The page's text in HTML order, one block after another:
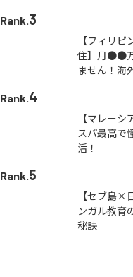
Rank.3
【フィリ
住】月●●
ません！海
音
Rank.4
【マレー
スパ最高で
活！
Rank.5
【セブ島×
ンガル教育
秘訣